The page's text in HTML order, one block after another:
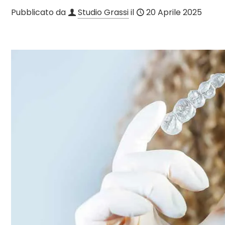
Pubblicato da Studio Grassiil 20 Aprile 2025